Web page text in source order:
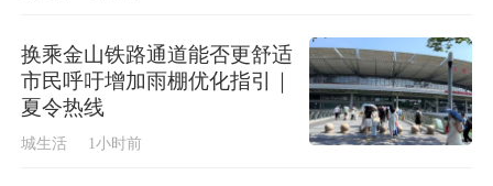
换乘金山铁路通道能否更舒适
市民呼吁增加雨棚优化指引｜
夏令热线
城生活 1小时前